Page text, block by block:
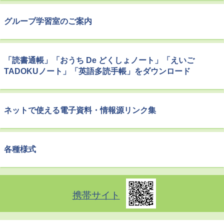
グループ学習室のご案内
「読書通帳」「おうち De どくしょノート」「えいご
TADOKUノート」「英語多読手帳」をダウンロード
ネットで使える電子資料・情報源リンク集
各種様式
携帯サイト